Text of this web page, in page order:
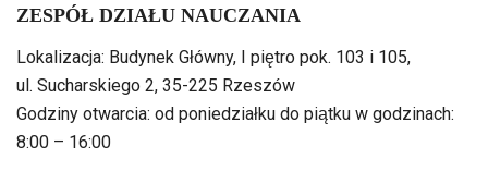
ZESPÓŁ DZIAŁU NAUCZANIA
Lokalizacja: Budynek Główny, I piętro pok. 103 i 105,
ul. Sucharskiego 2, 35-225 Rzeszów
Godziny otwarcia: od poniedziałku do piątku w godzinach:
8:00 – 16:00